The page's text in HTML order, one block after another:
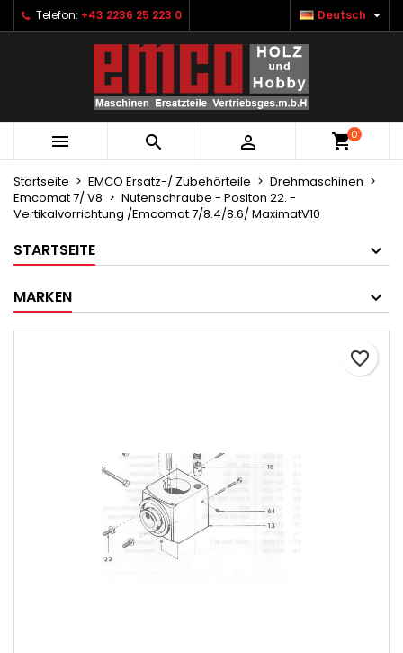
Telefon: +43 2236 25 223 0 Deutsch 
   0
Startseite EMCO Ersatz-/ Zubehörteile
Drehmaschinen
Emcomat 7/ V8
Nutenschraube - Positon 22. -
Vertikalvorrichtung /Emcomat 7/8.4/8.6/ MaximatV10
STARTSEITE
MARKEN
favorite_border
Ihre Wunschlisten ×
Neue Liste anlegen
Wunschliste erstellen ×
Name der Wunschliste
Abbrechen Wunschliste erstellen
Anmelden ×
Sie müssen angemeldet sein, um Artikel Ihrer
Wunschliste hinzufügen zu können.
Abbrechen Anmelden